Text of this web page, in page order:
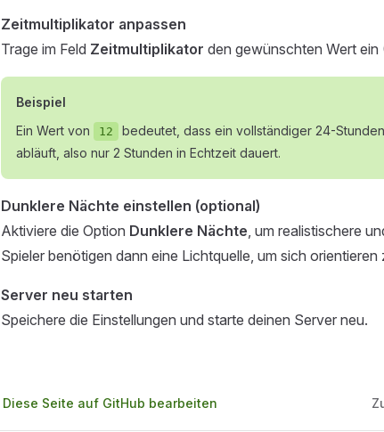
Zeitmultiplikator anpassen
Trage im Feld Zeitmultiplikator den gewünschten Wert ein
Beispiel
Ein Wert von
12 bedeutet, dass ein vollständiger 24-
abläuft, also nur 2 Stunden in Echtzeit dauert.
Dunklere Nächte einstellen (optional)
Aktiviere die Option Dunklere Nächte, um realistischere
Spieler benötigen dann eine Lichtquelle, um sich orientieren
Server neu starten
Speichere die Einstellungen und starte deinen Server neu.
Diese Seite auf GitHub bearbeiten